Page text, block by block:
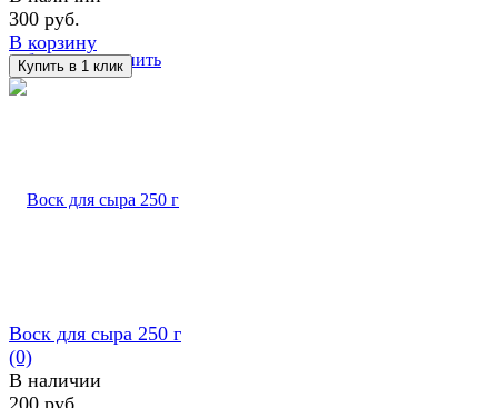
избранное сравнить
300 руб.
В корзину
Воск для сыра 250 г
(0)
В наличии
200 руб.